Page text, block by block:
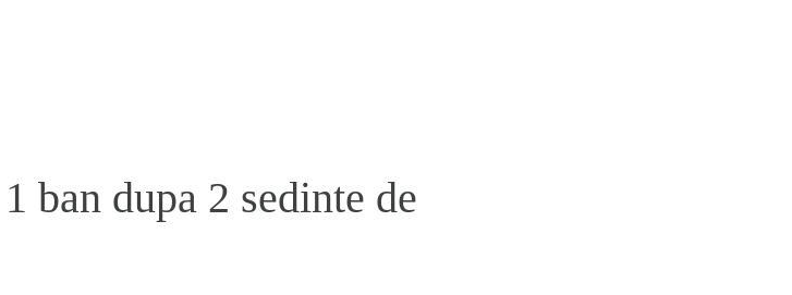
ban dupa 2 sedinte de